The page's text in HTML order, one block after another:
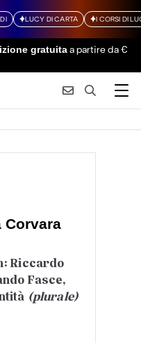
LUCY DI CARTA I CORSI DI
gratuitaa partire da €
Corvara
Riccardo
Fasce,
(plurale)